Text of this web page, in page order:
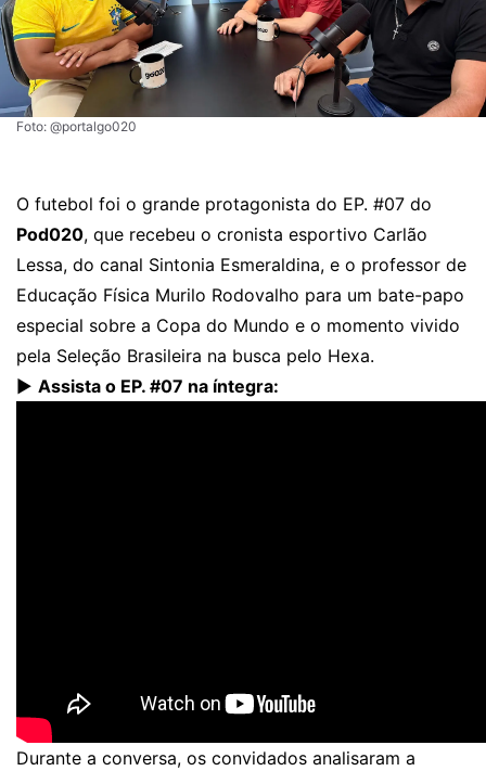
Foto: @portalgo020
O futebol foi o grande protagonista do EP. #07 do
Pod020, que recebeu o cronista esportivo Carlão
Lessa, do canal Sintonia Esmeraldina, e o professor de
Educação Física Murilo Rodovalho para um bate-papo
especial sobre a Copa do Mundo e o momento vivido
pela Seleção Brasileira na busca pelo Hexa.
▶️ Assista o EP. #07 na íntegra:
Durante a conversa, os convidados analisaram a